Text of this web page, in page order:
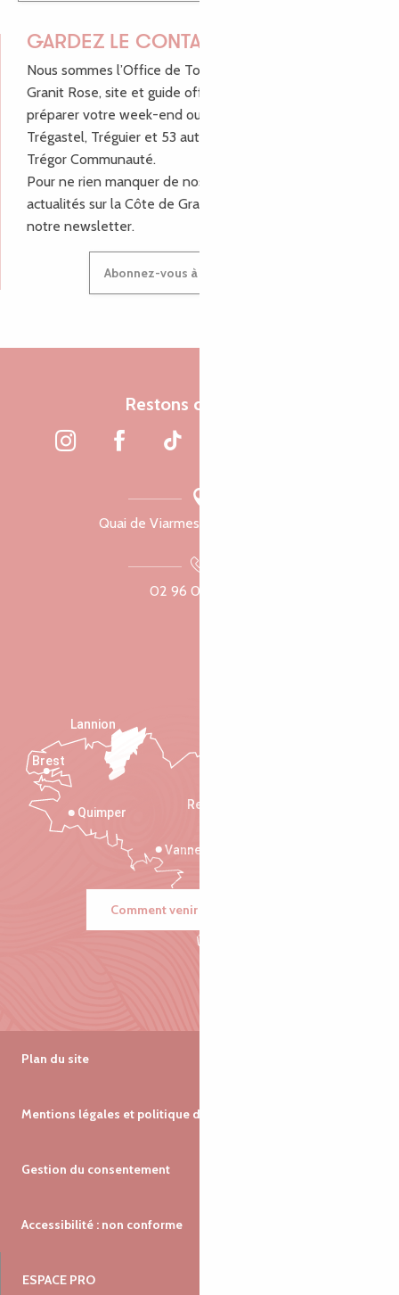
GARDEZ LE CONTACT !
Nous sommes l’Office de Tourisme Bretagne - Côte de
Granit Rose, site et guide officiel pour vous aider à
préparer votre week-end ou vos vacances à Lannion,
Trégastel, Tréguier et 53 autres communes de Lannion-
Trégor Communauté.
Pour ne rien manquer de nos bons plans et nos
actualités sur la Côte de Granit Rose, inscrivez-vous à
notre newsletter.
Abonnez-vous à notre newsletter
Restons connectés
Quai de Viarmes, 22300 Lannion
02 96 05 60 70
Rennes
Vannes
Quimper
Lannion
Brest
Comment venir ?
Plan du site
Mentions légales et politique de confidentialité
Gestion du consentement
Accessibilité : non conforme
ESPACE PRO